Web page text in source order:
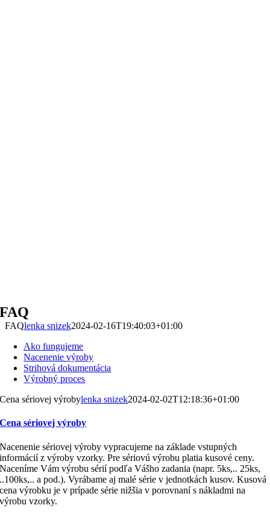
FAQ
FAQlenka snizek2024-02-16T19:40:03+01:00
Ako fungujeme
Nacenenie výroby
Strihová dokumentácia
Výrobný proces
Cena sériovej výrobylenka snizek2024-02-02T12:18:36+01:00
Cena sériovej výroby
Nacenenie sériovej výroby vypracujeme na základe vstupných
informácií z výroby vzorky. Pre sériovú výrobu platia kusové ceny.
Naceníme Vám výrobu sérií podľa Vášho zadania (napr. 5ks,.. 25ks,
..100ks,.. a pod.). Vyrábame aj malé série v jednotkách kusov. Kusová
cena výrobku je v prípade série nižšia v porovnaní s nákladmi na
výrobu vzorky.